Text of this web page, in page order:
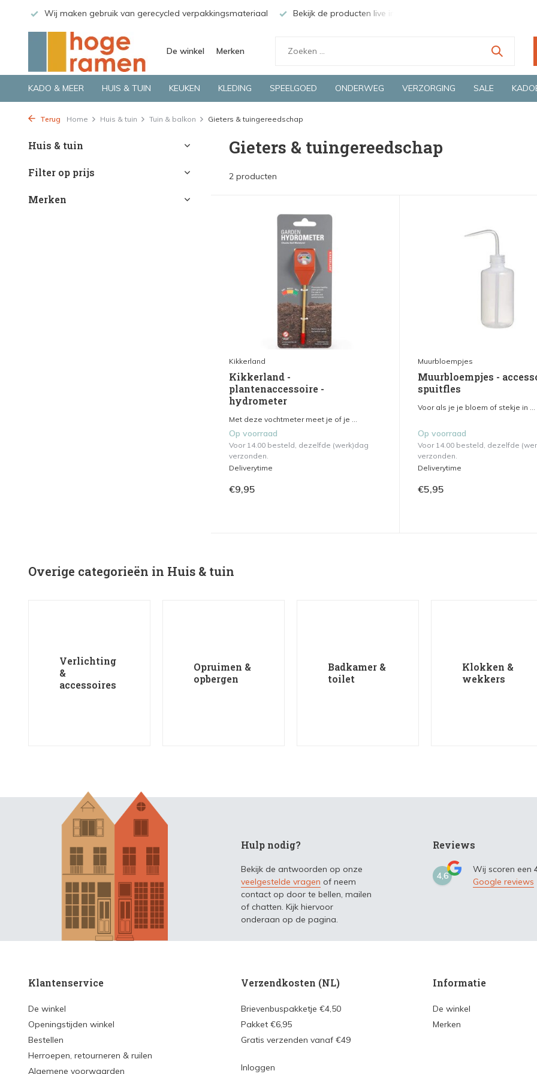
Wij maken gebruik van gerecycled verpakkingsmateriaal Bekijk de producten live in onze winkel in Deventer
De winkel Merken
KADO & MEER HUIS & TUIN KEUKEN KLEDING SPEELGOED ONDERWEG VERZORGING SALE
Terug Home Huis & tuin Tuin & balkon Gieters & tuingereedschap
Huis & tuin
Filter op prijs
Merken
Gieters & tuingereedschap
2 producten
Kikkerland
Kikkerland -
plantenaccessoire -
hydrometer
Met deze vochtmeter meet je of je ...
Op voorraad
Voor 14.00 besteld, dezelfde (werk)dag
verzonden.
Deliverytime
€9,95
Muurbloempjes
Muurbloempjes -
spuitfles
Voor als je je bloem of stekje in ...
Op voorraad
Voor 14.00 besteld, dezelfde
verzonden.
Deliverytime
€5,95
Overige categorieën in Huis & tuin
Verlichting
&
accessoires
Opruimen &
opbergen
Badkamer &
toilet
Klokken &
wekkers
Hulp nodig?
Bekijk de antwoorden op onze
veelgestelde vragen of neem
contact op door te bellen, mailen
of chatten. Kijk hiervoor
onderaan op de pagina.
Reviews
4,6
Wij scoren een
Google reviews
Klantenservice
De winkel
Openingstijden winkel
Bestellen
Herroepen, retourneren & ruilen
Algemene voorwaarden
Verzendkosten (NL)
Brievenbuspakketje €4,50
Pakket €6,95
Gratis verzenden vanaf €49
Inloggen
Informatie
De winkel
Merken